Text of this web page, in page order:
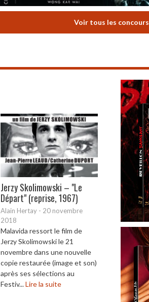
Voir tous les concours
Jerzy Skolimowski – "Le
Départ" (reprise, 1967)
Alain Hertay - 20 novembre
2018
Malavida ressort le film de
Jerzy Skolimowski le 21
novembre dans une nouvelle
copie restaurée (image et son)
après ses sélections au
Festiv...Lire la suite